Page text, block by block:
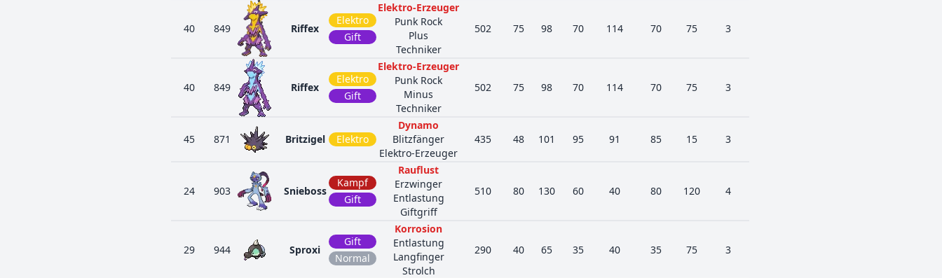
40 849 Riffex
Elektro
Gift
Elektro-Erzeuger
Punk Rock
Plus
Techniker
502 75 98 70 114 70 75 3
40 849 Riffex
Elektro
Gift
Elektro-Erzeuger
Punk Rock
Minus
Techniker
502 75 98 70 114 70 75 3
45 871 Britzigel Elektro
Dynamo
Blitzfänger
Elektro-Erzeuger
435 48 101 95 91 85 15 3
24 903 Snieboss
Kampf
Gift
Rauflust
Erzwinger
Entlastung
Giftgriff
510 80 130 60 40 80 120 4
29 944 Sproxi
Gift
Normal
Korrosion
Entlastung
Langfinger
Strolch
290 40 65 35 40 35 75 3